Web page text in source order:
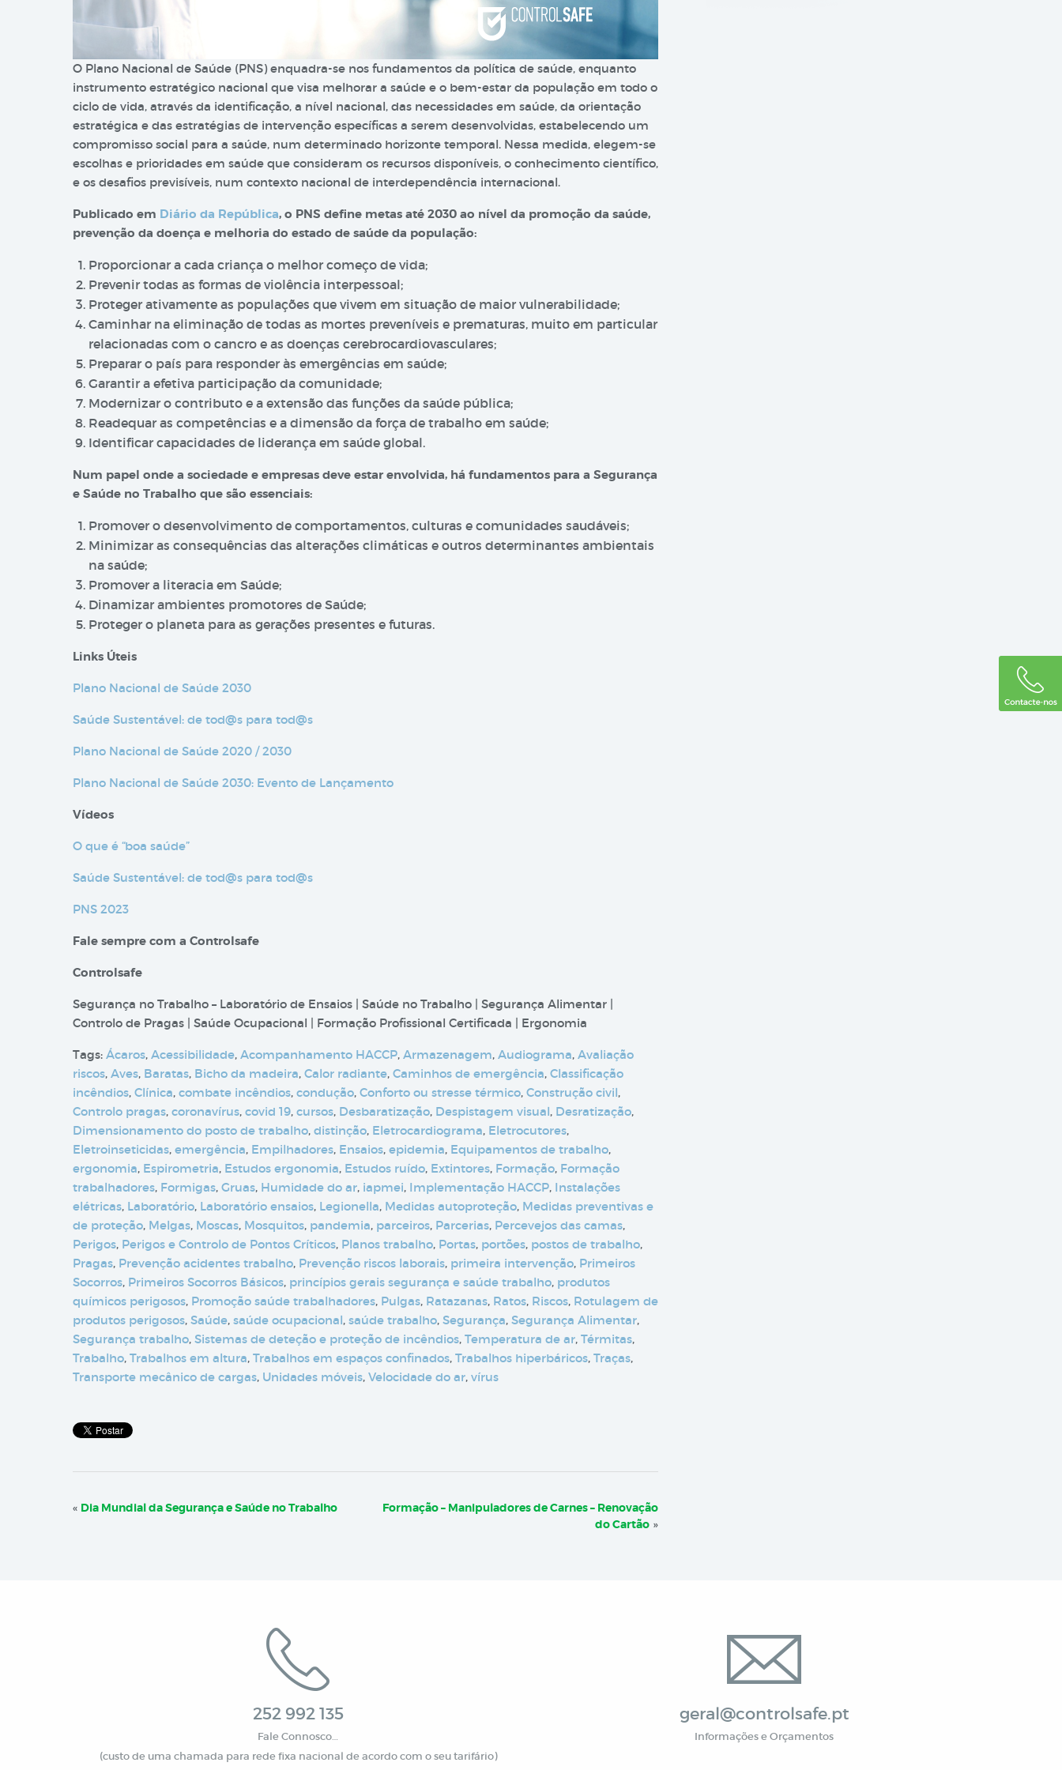
O Plano Nacional de Saúde (PNS) enquadra-se nos fundamentos da política de saúde, enquanto
instrumento estratégico nacional que visa melhorar a saúde e o bem-estar da população em todo o
ciclo de vida, através da identificação, a nível nacional, das necessidades em saúde, da orientação
estratégica e das estratégias de intervenção específicas a serem desenvolvidas, estabelecendo um
compromisso social para a saúde, num determinado horizonte temporal. Nessa medida, elegem-se
escolhas e prioridades em saúde que consideram os recursos disponíveis, o conhecimento científico,
e os desafios previsíveis, num contexto nacional de interdependência internacional.
Publicado em Diário da República, o PNS define metas até 2030 ao nível da promoção da saúde,
prevenção da doença e melhoria do estado de saúde da população:
Proporcionar a cada criança o melhor começo de vida;
Prevenir todas as formas de violência interpessoal;
Proteger ativamente as populações que vivem em situação de maior vulnerabilidade;
Caminhar na eliminação de todas as mortes preveníveis e prematuras, muito em particular
relacionadas com o cancro e as doenças cerebrocardiovasculares;
Preparar o país para responder às emergências em saúde;
Garantir a efetiva participação da comunidade;
Modernizar o contributo e a extensão das funções da saúde pública;
Readequar as competências e a dimensão da força de trabalho em saúde;
Identificar capacidades de liderança em saúde global.
Num papel onde a sociedade e empresas deve estar envolvida, há fundamentos para a Segurança
e Saúde no Trabalho que são essenciais:
Promover o desenvolvimento de comportamentos, culturas e comunidades saudáveis;
Minimizar as consequências das alterações climáticas e outros determinantes ambientais
na saúde;
Promover a literacia em Saúde;
Dinamizar ambientes promotores de Saúde;
Proteger o planeta para as gerações presentes e futuras.
Links Úteis
Plano Nacional de Saúde 2030
Saúde Sustentável: de tod@s para tod@s
Plano Nacional de Saúde 2020 / 2030
Plano Nacional de Saúde 2030: Evento de Lançamento
Vídeos
O que é “boa saúde”
Saúde Sustentável: de tod@s para tod@s
PNS 2023
Fale sempre com a Controlsafe
Controlsafe
Segurança no Trabalho – Laboratório de Ensaios | Saúde no Trabalho | Segurança Alimentar |
Controlo de Pragas | Saúde Ocupacional | Formação Profissional Certificada | Ergonomia
Tags: Ácaros, Acessibilidade, Acompanhamento HACCP, Armazenagem, Audiograma, Avaliação
riscos, Aves, Baratas, Bicho da madeira, Calor radiante, Caminhos de emergência, Classificação
incêndios, Clínica, combate incêndios, condução, Conforto ou stresse térmico, Construção civil,
Controlo pragas, coronavírus, covid 19, cursos, Desbaratização, Despistagem visual, Desratização,
Dimensionamento do posto de trabalho, distinção, Eletrocardiograma, Eletrocutores,
Eletroinseticidas, emergência, Empilhadores, Ensaios, epidemia, Equipamentos de trabalho,
ergonomia, Espirometria, Estudos ergonomia, Estudos ruído, Extintores, Formação, Formação
trabalhadores, Formigas, Gruas, Humidade do ar, iapmei, Implementação HACCP, Instalações
elétricas, Laboratório, Laboratório ensaios, Legionella, Medidas autoproteção, Medidas preventivas e
de proteção, Melgas, Moscas, Mosquitos, pandemia, parceiros, Parcerias, Percevejos das camas,
Perigos, Perigos e Controlo de Pontos Críticos, Planos trabalho, Portas, portões, postos de trabalho,
Pragas, Prevenção acidentes trabalho, Prevenção riscos laborais, primeira intervenção, Primeiros
Socorros, Primeiros Socorros Básicos, princípios gerais segurança e saúde trabalho, produtos
químicos perigosos, Promoção saúde trabalhadores, Pulgas, Ratazanas, Ratos, Riscos, Rotulagem de
produtos perigosos, Saúde, saúde ocupacional, saúde trabalho, Segurança, Segurança Alimentar,
Segurança trabalho, Sistemas de deteção e proteção de incêndios, Temperatura de ar, Térmitas,
Trabalho, Trabalhos em altura, Trabalhos em espaços confinados, Trabalhos hiperbáricos, Traças,
Transporte mecânico de cargas, Unidades móveis, Velocidade do ar, vírus
« Dia Mundial da Segurança e Saúde no Trabalho
Formação – Manipuladores de Carnes – Renovação
do Cartão »
252 992 135
Fale Connosco…
(custo de uma chamada para rede fixa nacional de acordo com o seu tarifário)
geral@controlsafe.pt
Informações e Orçamentos